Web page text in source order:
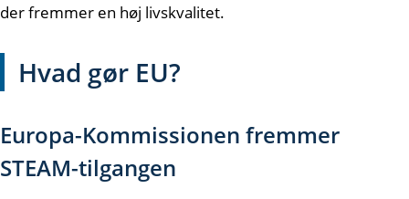
der fremmer en høj livskvalitet.
Hvad gør EU?
Europa-Kommissionen fremmer
STEAM-tilgangen